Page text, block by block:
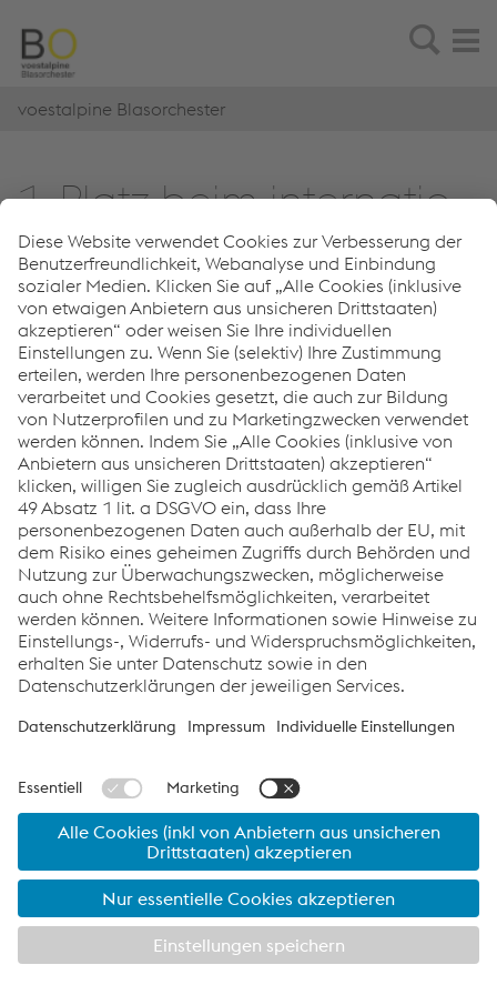
voestalpine Blasorchester
1. Platz beim in­ter­na­tio­
na­len Kon­zert­wett­be­
werb in Vöck­la­bruck!
office-blasorchester@gmx.at
Impressum